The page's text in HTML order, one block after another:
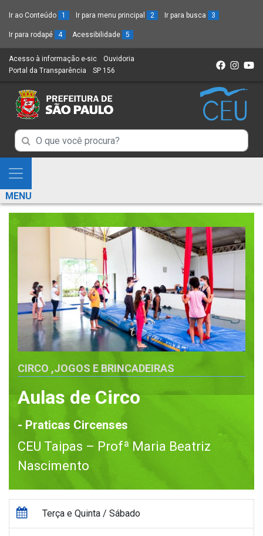
Ir ao Conteúdo 1 Ir para menu principal 2 Ir para busca 3
Ir para rodapé 4 Acessibilidade 5
Acesso à informação e-sic (Link
para
novo
sítio)
Ouvidoria
Portal da Transparência (Link
um
novo
SP 156
Campo
de
Busca
de
informações
Campo
de
de
informações
Mostra
e
Esconde
Menu
MENU
CIRCO ,JOGOS E BRINCADEIRAS
Aulas de Circo
- Praticas Circenses
CEU Taipas – Profª Maria Beatriz
Nascimento
Terça e Quinta / Sábado